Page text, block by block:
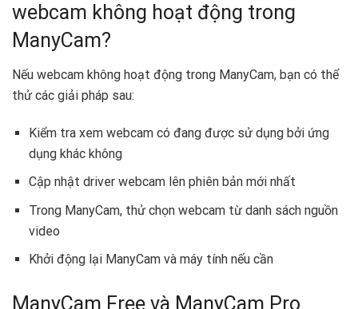
webcam không hoạt động trong
ManyCam?
Nếu webcam không hoạt động trong ManyCam, bạn có thể
thử các giải pháp sau:
Kiểm tra xem webcam có đang được sử dụng bởi ứng
dụng khác không
Cập nhật driver webcam lên phiên bản mới nhất
Trong ManyCam, thử chọn webcam từ danh sách nguồn
video
Khởi động lại ManyCam và máy tính nếu cần
ManyCam Free và ManyCam Pro